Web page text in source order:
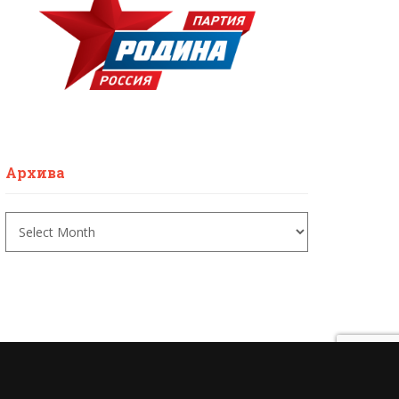
Архива